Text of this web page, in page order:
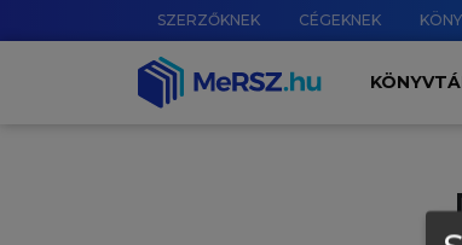
SZERZŐKNEK CÉGEKNEK